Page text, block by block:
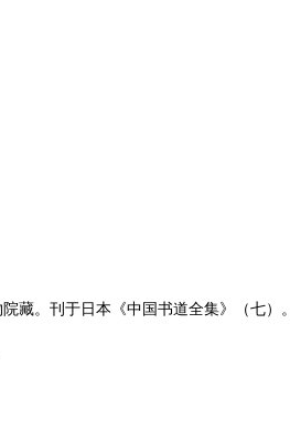
藏。刊于日本《中国书道全集》（七）。